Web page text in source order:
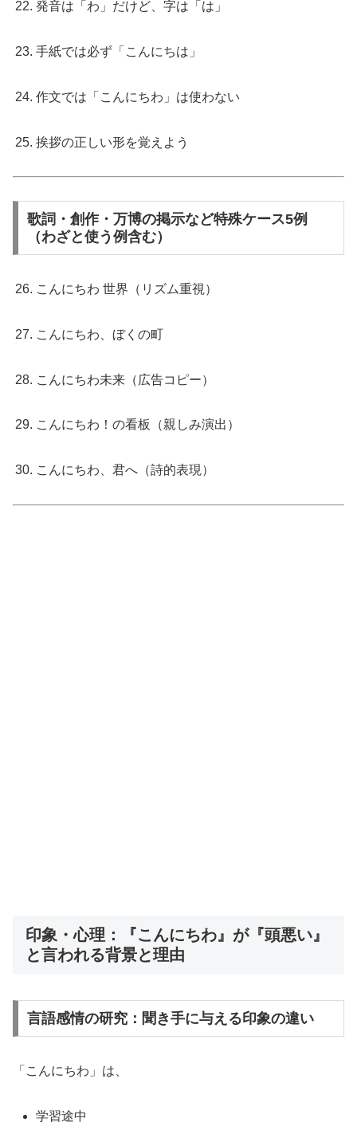
発音は「わ」だけど、字は「は」
手紙では必ず「こんにちは」
作文では「こんにちわ」は使わない
挨拶の正しい形を覚えよう
歌詞・創作・万博の掲示など特殊ケース5例
（わざと使う例含む）
こんにちわ 世界（リズム重視）
こんにちわ、ぼくの町
こんにちわ未来（広告コピー）
こんにちわ！の看板（親しみ演出）
こんにちわ、君へ（詩的表現）
印象・心理：『こんにちわ』が『頭悪い』
と言われる背景と理由
言語感情の研究：聞き手に与える印象の違い
「こんにちわ」は、
学習途中